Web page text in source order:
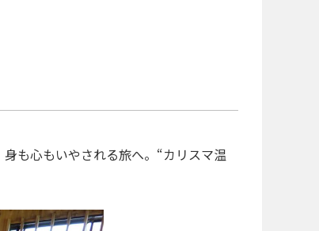
も心もいやされる旅へ。“カリスマ温